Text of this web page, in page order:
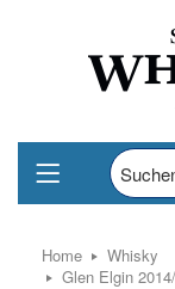
Home
Whisky
Glen Elgin